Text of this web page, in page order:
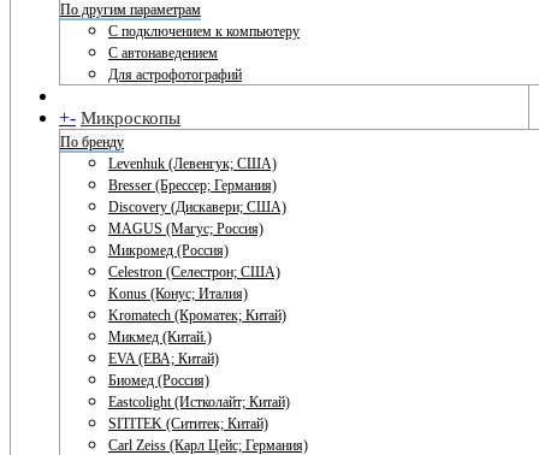
По другим параметрам
С подключением к компьютеру
С автонаведением
Для астрофотографий
+- Микроскопы
По бренду
Levenhuk (Левенгук; США)
Bresser (Брессер; Германия)
Discovery (Дискавери; США)
MAGUS (Магус; Россия)
Микромед (Россия)
Celestron (Селестрон; США)
Konus (Конус; Италия)
Kromatech (Кроматек; Китай)
Микмед (Китай.)
EVA (ЕВА; Китай)
Биомед (Россия)
Eastcolight (Истколайт; Китай)
SITITEK (Сититек; Китай)
Carl Zeiss (Карл Цейс; Германия)